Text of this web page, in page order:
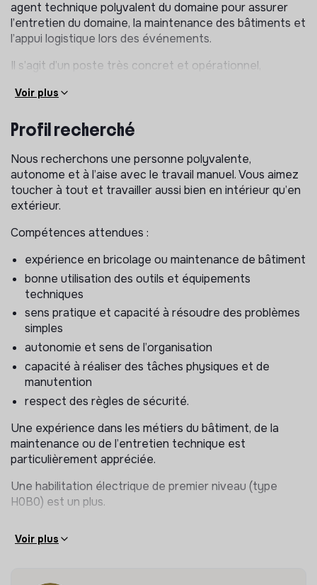
agent technique polyvalent du domaine pour assurer
l’entretien du domaine, la maintenance des bâtiments et
l’appui logistique lors des événements.
Il s’agit d’un poste très concret et opérationnel,
polyvalence.
Vos missions
petits travaux de bricolage et réparations diverses
travaux de peinture et entretien courant des
bâtiments
petits travaux de plomberie (joints, siphons,
petits travaux électriques simples (remplacement
d’ampoules, luminaires, prises…)
réglage de portes, serrures et équipements
diagnostic de problèmes techniques simples
Les interventions sont réalisées dans le respect des
règles de sécurité et de l’utilisation des équipements et
outils professionnels.
Logistique et soutien aux événements
Le domaine accueillant régulièrement séminaires et
mariages, vous participez à la préparation des espaces :
barnums…)
préparation des salles et espaces extérieurs
récupération du linge utilisé dans les chambres
mise en place ou retrait des lits supplémentaires
Voir plus
Profil recherché
Nous recherchons une personne polyvalente,
autonome et à l’aise avec le travail manuel. Vous aimez
toucher à tout et travailler aussi bien en intérieur qu’en
extérieur.
Compétences attendues :
expérience en bricolage ou maintenance de bâtiment
bonne utilisation des outils et équipements
techniques
sens pratique et capacité à résoudre des problèmes
simples
autonomie et sens de l’organisation
capacité à réaliser des tâches physiques et de
manutention
respect des règles de sécurité.
Une expérience dans les métiers du bâtiment, de la
maintenance ou de l’entretien technique est
particulièrement appréciée.
Une habilitation électrique de premier niveau (type
H0B0) est un plus.
Voir plus